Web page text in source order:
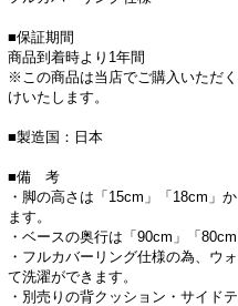
■保証期間
商品到着時より1年間
※この商品は当店でご購入いただ
けいたします。
■製造国：日本
■備 考
・脚の高さは「15cm」「18cm」
ます。
・ベースの奥行は「90cm」「
・フルカバーリング仕様の為、ウ
て洗濯ができます。
・別売りの背クッション・サイド